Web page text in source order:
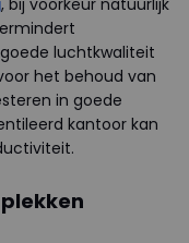
, bij voorkeur natuurlijk
luchtkwaliteit
het behoud van
in goede
kantoor kan